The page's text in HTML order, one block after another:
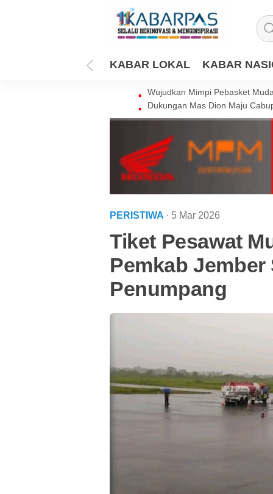
KABAR LOKAL KABAR
Wujudkan Mimpi Pebasket
Dukungan Mas Dion Maju
PERISTIWA · 5 Mar 2026
Tiket Pesawat
Pemkab
Penumpang